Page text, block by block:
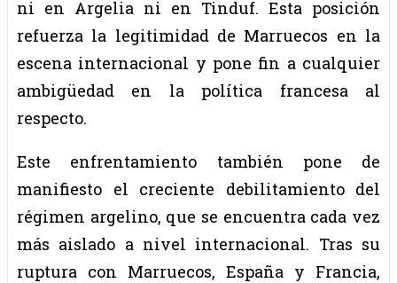
ni en Argelia ni en Tinduf. Esta posición
refuerza la legitimidad de Marruecos en la
escena internacional y pone fin a cualquier
ambigüedad en la política francesa al
respecto.
Este enfrentamiento también pone de
manifiesto el creciente debilitamiento del
régimen argelino, que se encuentra cada vez
más aislado a nivel internacional. Tras su
ruptura con Marruecos, España y Francia,